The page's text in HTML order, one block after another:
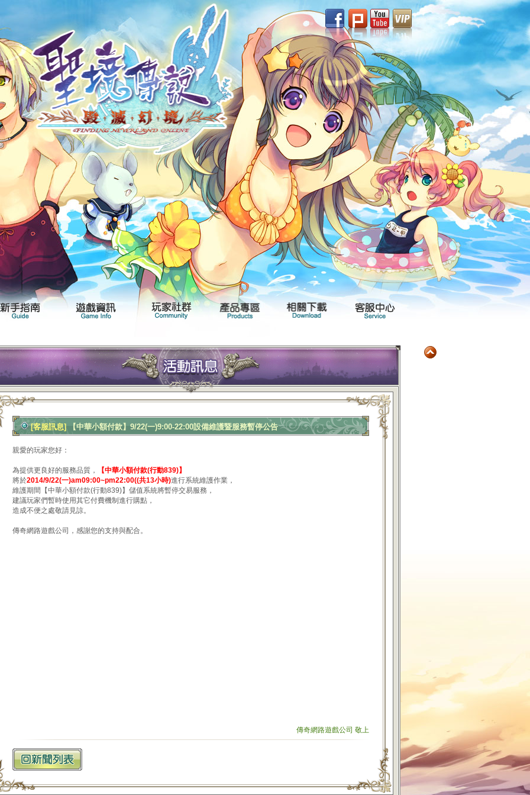
區 遊戲介紹 新手指南 遊戲資訊 玩家社群 產品專區 相關下載 客服中心
帳號申請
遊戲下載
社群帳號馬上玩
[客服訊息] 【中華小額付款】9/22(一)9:00-22:00設備維護暨服務暫停公告
親愛的玩家您好：
為提供更良好的服務品質，
【中華小額付款(行動839)】
將於2014/9/22(一)am09:00~pm22:00((共13小時)進行系統維護作業，
維護期間【中華小額付款(行動839)】儲值系統將暫停交易服務，
建議玩家們暫時使用其它付費機制進行購點，
造成不便之處敬請見諒。
傳奇網路遊戲公司，感謝您的支持與配合。
傳奇網路遊戲公司 敬上